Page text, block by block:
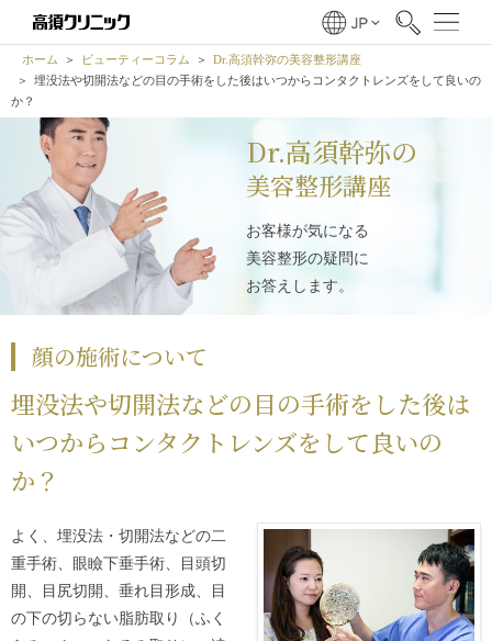
ホーム ビューティーコラム
Dr.高須幹弥の美容整形講座
埋没法や切開法などの目の手術をした後はいつからコンタクトレンズをして良いの
か？
Dr.高須幹弥の
美容整形講座
お客様が気になる
美容整形の疑問に
お答えします。
顔の施術について
埋没法や切開法などの目の手術をした後は
いつからコンタクトレンズをして良いの
か？
よく、埋没法・切開法などの二
重手術、眼瞼下垂手術、目頭切
開、目尻切開、垂れ目形成、目
の下の切らない脂肪取り（ふく